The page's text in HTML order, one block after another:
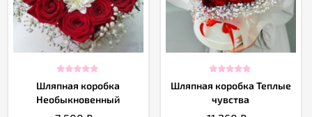
Шляпная коробка
Необыкновенный
подарок
Шляпная коробка Теплые
чувства